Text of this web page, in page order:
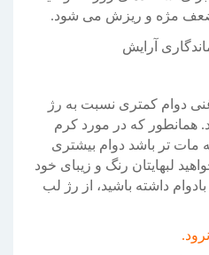
مژه و ریزش می شود.
دوام کمتری نسبت به رژ
همانطور که در مورد کرم
مات تر باشد دوام بیشتری
لبهایتان رنگ و زیبای خود
داشته باشید، از رژ لب